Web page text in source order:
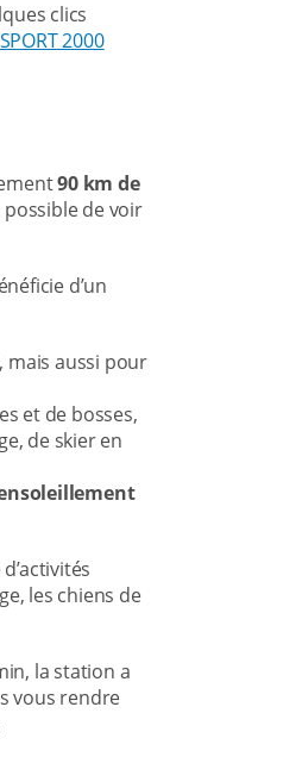
clics
SPORT 2000
90 km de
possible de voir
d’un
mais aussi pour
et de bosses,
de skier en
les chiens de
la station a
vous rendre